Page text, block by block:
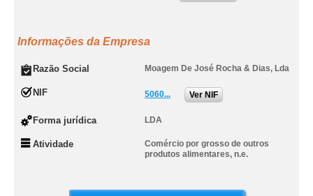
Informações da Empresa
Razão Social Moagem De José Rocha & Dias, Lda
NIF 5060... Ver NIF
Forma jurídica LDA
Atividade
Comércio por grosso de outros
produtos alimentares, n.e.